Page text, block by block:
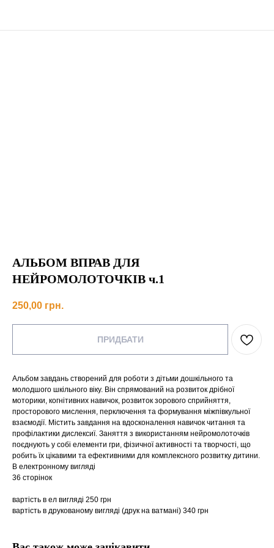
АЛЬБОМ ВПРАВ ДЛЯ
НЕЙРОМОЛОТОЧКІВ ч.1
250,00 грн.
ПРИДБАТИ
Альбом завдань створений для роботи з дітьми дошкільного та
молодшого шкільного віку. Він спрямований на розвиток дрібної
моторики, когнітивних навичок, розвиток зорового сприйняття,
просторового мислення, перключення та формування міжпівкульної
взаємодії. Містить завдання на вдосконалення навичок читання та
профілактики дислексиї. Заняття з використанням нейромолоточків
поєднують у собі елементи гри, фізичної активності та творчості, що
робить їх цікавими та ефективними для комплексного розвитку дитини.
В електронному вигляді
36 сторінок
вартість в ел вигляді 250 грн
вартість в друкованому вигляді (друк на ватмані) 340 грн